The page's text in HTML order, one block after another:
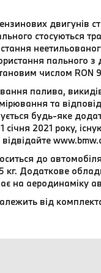
двигунів
стосуються
пального
числом RON
палива,
та
будь-яке
2021 року,
до
кг. Додаткове
на аеродинаміку
від